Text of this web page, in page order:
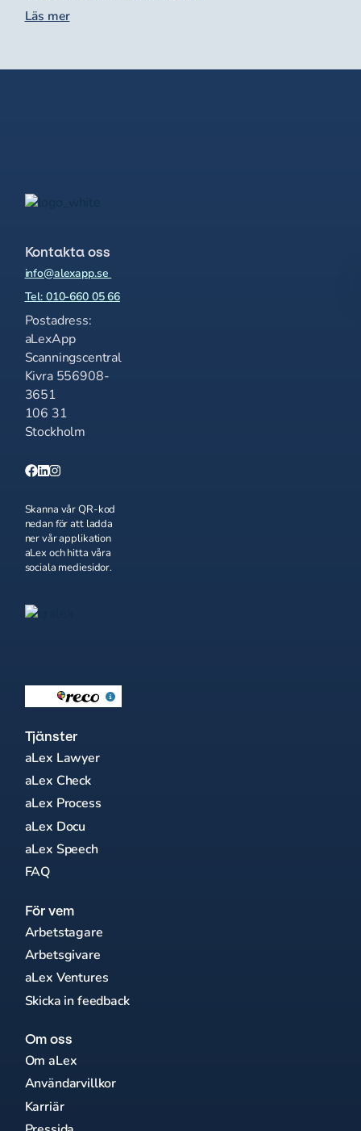
Läs mer
Kontakta oss
info@alexapp.se
Tel: 010-660 05 66
Postadress:
aLexApp
Scanningscentral
Kivra 556908-
3651
106 31
Stockholm
Skanna vår QR-kod
nedan för att ladda
ner vår applikation
aLex och hitta våra
sociala mediesidor.
Tjänster
aLex Lawyer
aLex Check
aLex Process
aLex Docu
aLex Speech
FAQ
För vem
Arbetstagare
Arbetsgivare
aLex Ventures
Skicka in feedback
Om oss
Om aLex
Användarvillkor
Karriär